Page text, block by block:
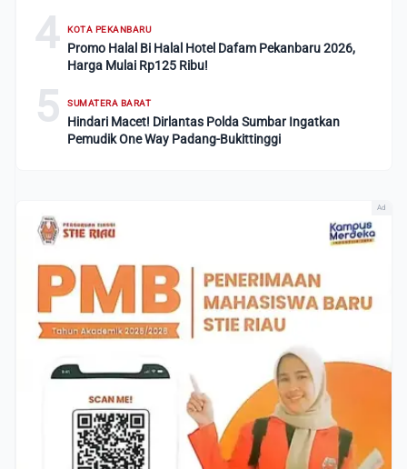
4 KOTA PEKANBARU
Promo Halal Bi Halal Hotel Dafam Pekanbaru 2026,
Harga Mulai Rp125 Ribu!
5 SUMATERA BARAT
Hindari Macet! Dirlantas Polda Sumbar Ingatkan
Pemudik One Way Padang-Bukittinggi
Ad